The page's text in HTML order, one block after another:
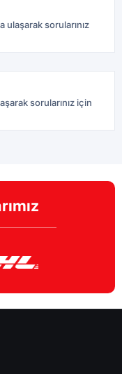
ulaşarak sorularınız
sorularınız için